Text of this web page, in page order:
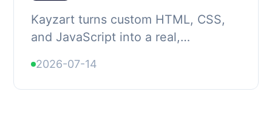
Kayzart turns custom HTML, CSS,
and JavaScript into a real,
— rendered live as you edit, kept
clean and independ...
2026-07-14